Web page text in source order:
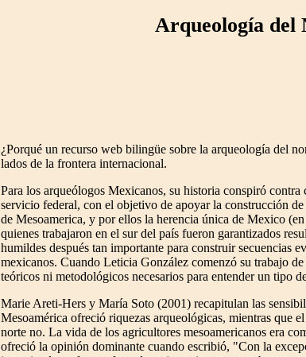
Arqueología del
¿Porqué un recurso web bilingüe sobre la arqueología del
lados de la frontera internacional.
Para los arqueólogos Mexicanos, su historia conspiró
servicio federal, con el objetivo de apoyar la construcción
de Mesoamerica, y por ellos la herencia única de Mexico
quienes trabajaron en el sur del país fueron garantizados
humildes después tan importante para construir secuencias
mexicanos. Cuando Leticia González comenzó su trabajo
teóricos ni metodológicos necesarios para entender un tipo
Marie Areti-Hers y María Soto (2001) recapitulan las
Mesoamérica ofreció riquezas arqueológicas, mientras que
norte no. La vida de los agricultores mesoamericanos era
ofreció la opinión dominante cuando escribió, "Con la